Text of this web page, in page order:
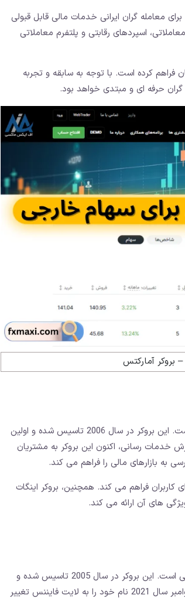
معامله‌ گران ایرانی خدمات مالی قابل قبولی
اسپردهای رقابتی و پلتفرم معاملاتی
فراهم کرده است. با توجه به سابقه و تجربه
حرفه ‌ای و مبتدی خواهد بود.
بروکر آمارکتس
بروکر اینگات یکی از بروکرهای معتبر در بازار فارکس و سهام خارجی است. این بروکر در سال 2006 تاسیس شده و اولین
خدمات رسانی، اکنون این بروکر به مشتریان
فراهم می‌ کند. همچنین، بروکر اینگات
های آن ارائه می‌ کند.
بروکر لایت فایننس یک بروکر فارکس معتبر برای معاملات سهام خارجی است. این بروکر در سال 2005 تاسیس شده و
توسط سرمایه ‌گذاران روسی با نام لایت فارکس آغاز به کار کرد و در نوامبر سال 2021 نام خود را به لایت فایننس تغییر